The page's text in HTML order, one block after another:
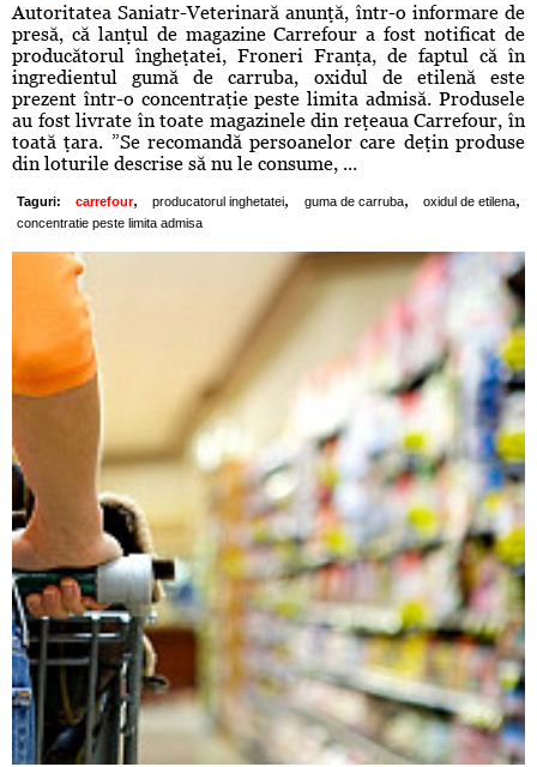
Autoritatea Saniatr-Veterinară anunţă, într-o informare de
presă, că lanţul de magazine Carrefour a fost notificat de
producătorul îngheţatei, Froneri Franţa, de faptul că în
ingredientul gumă de carruba, oxidul de etilenă este
prezent într-o concentraţie peste limita admisă. Produsele
au fost livrate în toate magazinele din reţeaua Carrefour, în
toată ţara. ”Se recomandă persoanelor care deţin produse
din loturile descrise să nu le consume, ...
Taguri: carrefour, producatorul inghetatei, guma de carruba, oxidul de etilena,
concentratie peste limita admisa